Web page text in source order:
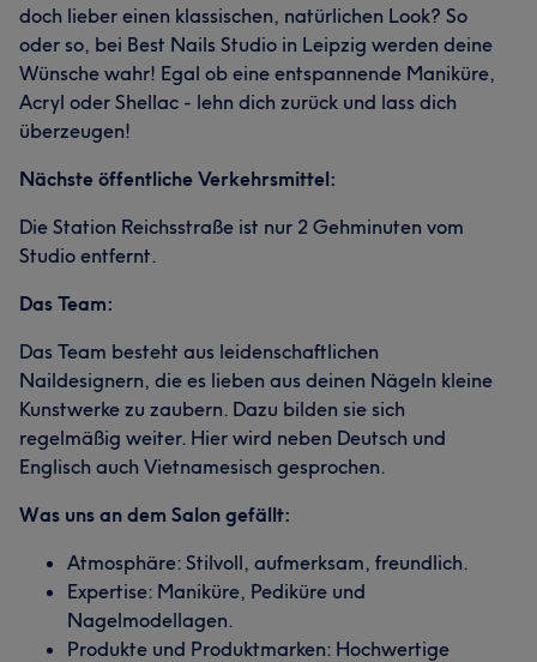
doch lieber einen klassischen, natürlichen Look? So
oder so, bei Best Nails Studio in Leipzig werden deine
Wünsche wahr! Egal ob eine entspannende Maniküre,
Acryl oder Shellac - lehn dich zurück und lass dich
überzeugen!
Nächste öffentliche Verkehrsmittel:
Die Station Reichsstraße ist nur 2 Gehminuten vom
Studio entfernt.
Das Team:
Das Team besteht aus leidenschaftlichen
Naildesignern, die es lieben aus deinen Nägeln kleine
Kunstwerke zu zaubern. Dazu bilden sie sich
regelmäßig weiter. Hier wird neben Deutsch und
Englisch auch Vietnamesisch gesprochen.
Was uns an dem Salon gefällt:
Atmosphäre: Stilvoll, aufmerksam, freundlich.
Expertise: Maniküre, Pediküre und
Nagelmodellagen.
Produkte und Produktmarken: Hochwertige